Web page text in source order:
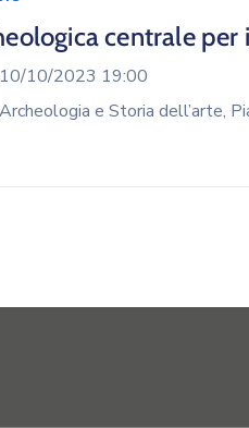
centrale
10/10/2023 19:00
e Storia dell’arte,